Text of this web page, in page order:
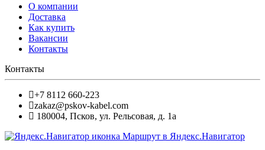
О компании
Доставка
Как купить
Вакансии
Контакты
Контакты
+7 8112 660-223
zakaz@pskov-kabel.com
180004, Псков, ул. Рельсовая, д. 1а
Маршрут в Яндекс.Навигатор